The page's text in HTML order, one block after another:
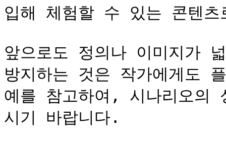
입해 체험할 수 있는 콘텐
앞으로도 정의나 이미지가
방지하는 것은 작가에게도
예를 참고하여, 시나리오의
시기 바랍니다.